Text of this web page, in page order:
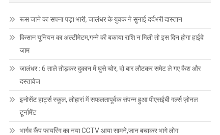
रूस जाने का सपना पड़ा भारी, जालंधर के युवक ने सुनाई दर्दभरी दास्तान
किसान यूनियन का अल्टीमेटम,गन्ने की बकाया राशि न मिली तो इस दिन होगा हाईवे
जाम
जालंधर : 6 ताले तोड़कर दुकान में घुसे चोर, दो बार लौटकर समेट ले गए कैश और
दस्तावेज
इनोसेंट हार्ट्स स्कूल, लोहारां में सफलतापूर्वक संपन्न हुआ पीएसईबी गर्ल्स ज़ोनल
टूर्नामेंट
भार्गव कैंप फायरिंग का नया CCTV आया सामने,जान बचाकर भागे लोग